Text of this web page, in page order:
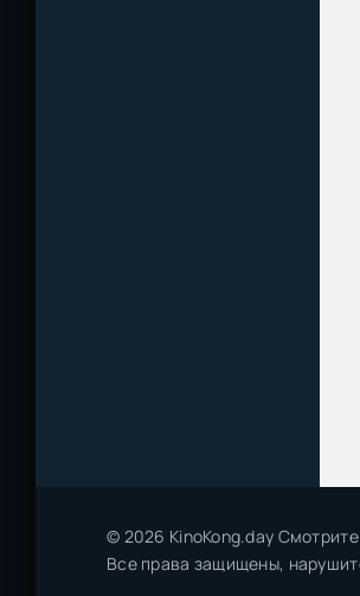
© 2026 KinoKong.day
Все права защищены,